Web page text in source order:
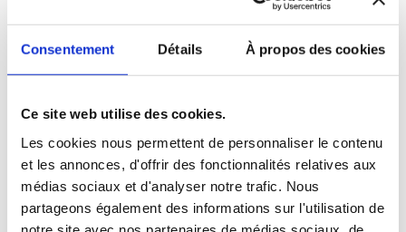
Consentement Détails À propos des cookies
Ce site web utilise des cookies.
Les cookies nous permettent de personnaliser le contenu
et les annonces, d'offrir des fonctionnalités relatives aux
médias sociaux et d'analyser notre trafic. Nous
partageons également des informations sur l'utilisation de
49,90 €